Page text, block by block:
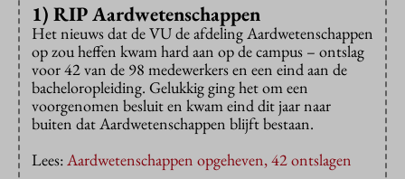
1) RIP Aardwetenschappen
Het nieuws dat de VU de afdeling Aardwetenschappen
op zou heffen kwam hard aan op de campus – ontslag
voor 42 van de 98 medewerkers en een eind aan de
bacheloropleiding. Gelukkig ging het om een
voorgenomen besluit en kwam eind dit jaar naar
buiten dat Aardwetenschappen blijft bestaan.
Lees:Aardwetenschappen opgeheven, 42 ontslagen